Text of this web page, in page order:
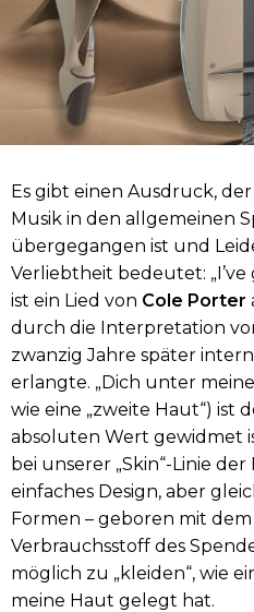
Es gibt einen Ausdruck,
Musik in den allgemeinen
übergegangen ist und
Verliebtheit bedeutet:
ist ein Lied von Cole Porter
durch die Interpretation
zwanzig Jahre später
erlangte. „Dich unter
wie eine „zweite Haut“) ist
absoluten Wert gewidmet
bei unserer „Skin“-Linie
einfaches Design, aber
Formen – geboren mit
Verbrauchsstoff des
möglich zu „kleiden“, wie
meine Haut gelegt hat.